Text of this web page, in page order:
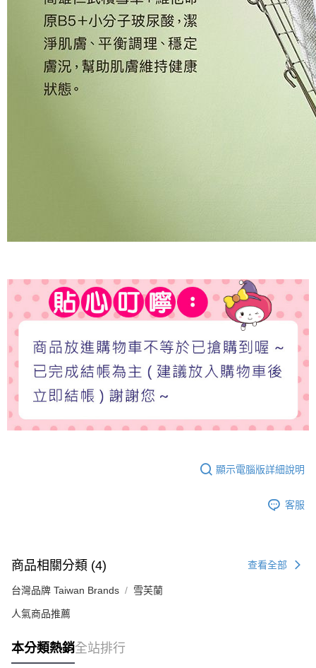
顯示電腦版詳細說明
客服
商品相關分類 (4) 查看全部
台灣品牌 Taiwan Brands 雪芙蘭
人氣商品推薦
本分類熱銷全站排行